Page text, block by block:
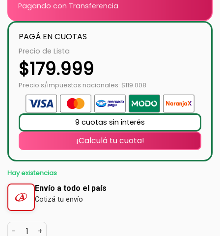
Pagando con Transferencia
PAGÁ EN CUOTAS
Precio de Lista
$179.999
Precio s/impuestos nacionales: $119.008
9 cuotas sin interés
¡Calculá tu cuota!
Hay existencias
Envío a todo el país
Cotizá tu envío